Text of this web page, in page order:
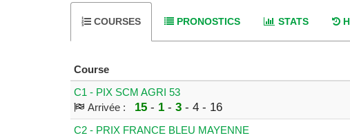
COURSES PRONOSTICS STATS
Course
C1 - PIX SCM AGRI 53
Arrivée :
15- 1- 3- 4 - 16
C2 - PRIX FRANCE BLEU MAYENNE